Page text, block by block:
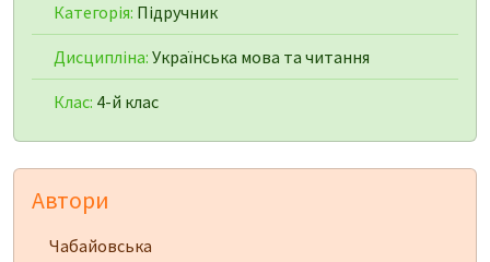
Категорія: Підручник
Дисципліна: Українська мова та читання
Клас: 4-й клас
Автори
Чабайовська